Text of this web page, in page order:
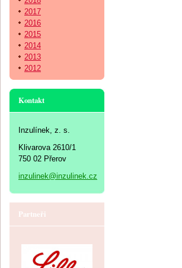
2017
2016
2015
2014
2013
2012
Kontakt
Inzulínek, z. s.
Klivarova 2610/1
750 02 Přerov
inzulinek@inzulinek.cz
Partneři